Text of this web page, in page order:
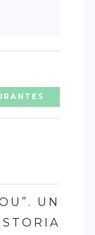
UN